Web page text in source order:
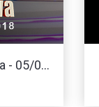
- 05/0...